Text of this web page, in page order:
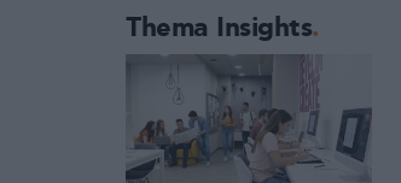
Thema Insights